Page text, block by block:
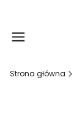
Strona główna